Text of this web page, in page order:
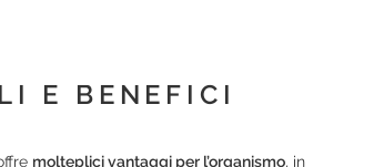
E BENEFICI
molteplici vantaggi per l’organismo, in